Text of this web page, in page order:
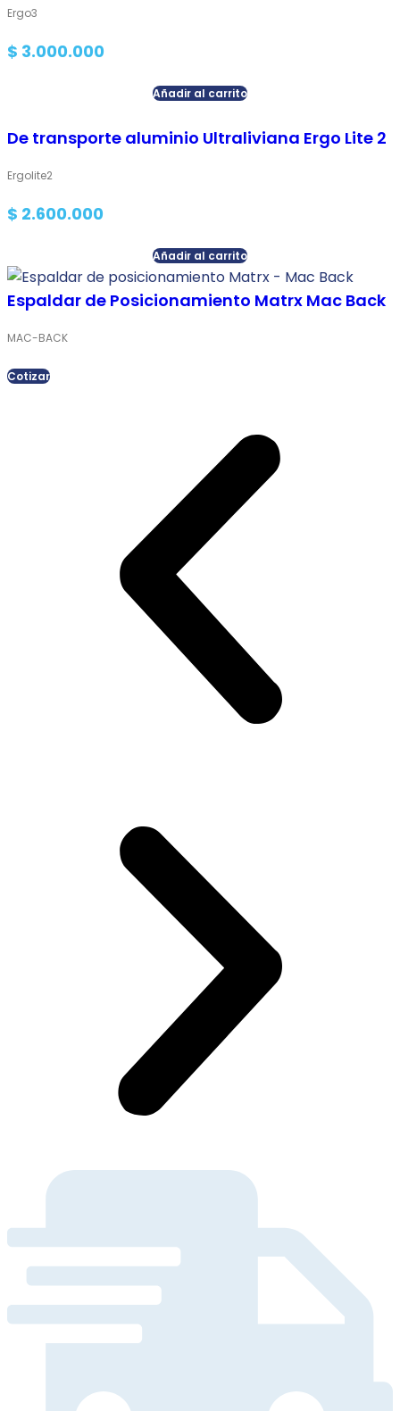
Ergo3
$ 3.000.000
Añadir al carrito
De transporte aluminio Ultraliviana Ergo Lite 2
Ergolite2
$ 2.600.000
Añadir al carrito
Espaldar de Posicionamiento Matrx Mac Back
MAC-BACK
Cotizar